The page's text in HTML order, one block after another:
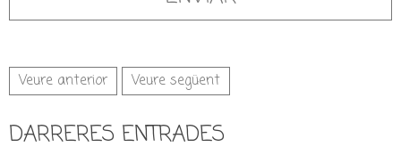
Veure anterior Veure següent
DARRERES ENTRADES